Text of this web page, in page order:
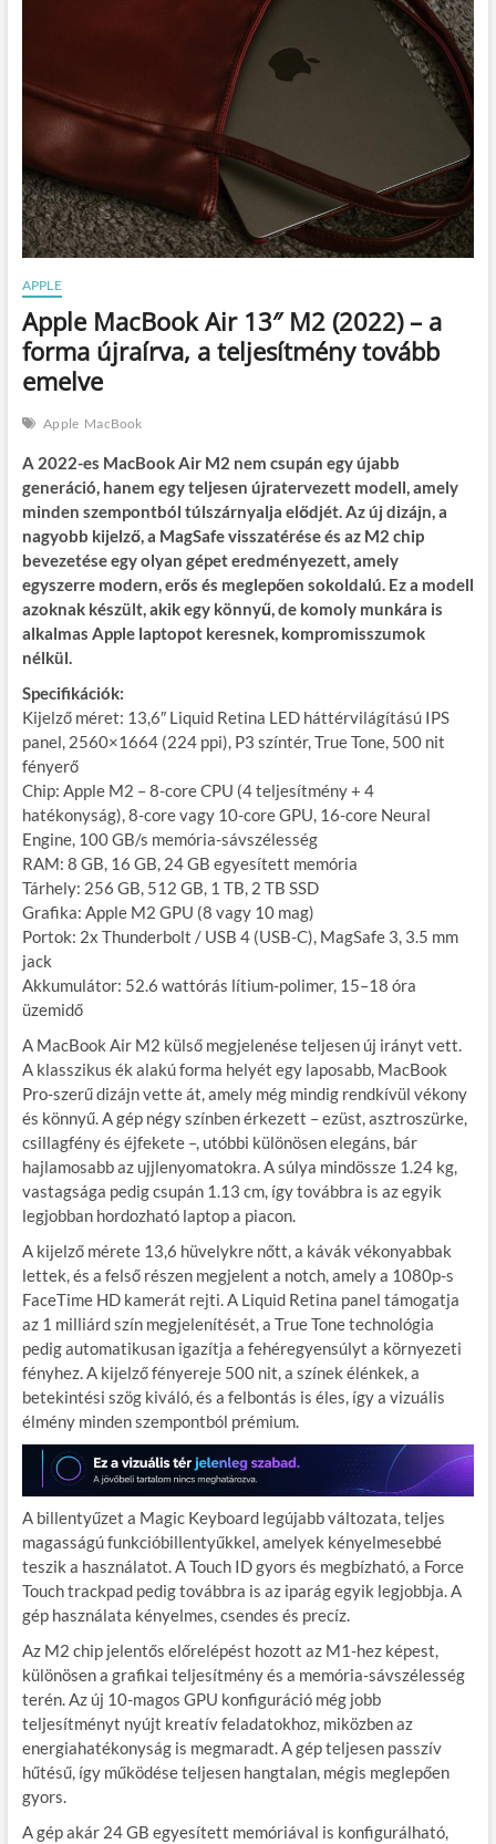
APPLE
Apple MacBook Air 13″ M2 (2022) – a
forma újraírva, a teljesítmény tovább
emelve
Apple MacBook
A 2022-es MacBook Air M2 nem csupán egy újabb
generáció, hanem egy teljesen újratervezett modell, amely
minden szempontból túlszárnyalja elődjét. Az új dizájn, a
nagyobb kijelző, a MagSafe visszatérése és az M2 chip
bevezetése egy olyan gépet eredményezett, amely
egyszerre modern, erős és meglepően sokoldalú. Ez a modell
azoknak készült, akik egy könnyű, de komoly munkára is
alkalmas Apple laptopot keresnek, kompromisszumok
nélkül.
Specifikációk:
Kijelző méret: 13,6″ Liquid Retina LED háttérvilágítású IPS
panel, 2560×1664 (224 ppi), P3 színtér, True Tone, 500 nit
fényerő
Chip: Apple M2 – 8-core CPU (4 teljesítmény + 4
hatékonyság), 8-core vagy 10-core GPU, 16-core Neural
Engine, 100 GB/s memória-sávszélesség
RAM: 8 GB, 16 GB, 24 GB egyesített memória
Tárhely: 256 GB, 512 GB, 1 TB, 2 TB SSD
Grafika: Apple M2 GPU (8 vagy 10 mag)
Portok: 2x Thunderbolt / USB 4 (USB-C), MagSafe 3, 3.5 mm
jack
Akkumulátor: 52.6 wattórás lítium-polimer, 15–18 óra
üzemidő
A MacBook Air M2 külső megjelenése teljesen új irányt vett.
A klasszikus ék alakú forma helyét egy laposabb, MacBook
Pro-szerű dizájn vette át, amely még mindig rendkívül vékony
és könnyű. A gép négy színben érkezett – ezüst, asztroszürke,
csillagfény és éjfekete –, utóbbi különösen elegáns, bár
hajlamosabb az ujjlenyomatokra. A súlya mindössze 1.24 kg,
vastagsága pedig csupán 1.13 cm, így továbbra is az egyik
legjobban hordozható laptop a piacon.
A kijelző mérete 13,6 hüvelykre nőtt, a kávák vékonyabbak
lettek, és a felső részen megjelent a notch, amely a 1080p-s
FaceTime HD kamerát rejti. A Liquid Retina panel támogatja
az 1 milliárd szín megjelenítését, a True Tone technológia
pedig automatikusan igazítja a fehéregyensúlyt a környezeti
fényhez. A kijelző fényereje 500 nit, a színek élénkek, a
betekintési szög kiváló, és a felbontás is éles, így a vizuális
élmény minden szempontból prémium.
A billentyűzet a Magic Keyboard legújabb változata, teljes
magasságú funkcióbillentyűkkel, amelyek kényelmesebbé
teszik a használatot. A Touch ID gyors és megbízható, a Force
Touch trackpad pedig továbbra is az iparág egyik legjobbja. A
gép használata kényelmes, csendes és precíz.
Az M2 chip jelentős előrelépést hozott az M1-hez képest,
különösen a grafikai teljesítmény és a memória-sávszélesség
terén. Az új 10-magos GPU konfiguráció még jobb
teljesítményt nyújt kreatív feladatokhoz, miközben az
energiahatékonyság is megmaradt. A gép teljesen passzív
hűtésű, így működése teljesen hangtalan, mégis meglepően
gyors.
A gép akár 24 GB egyesített memóriával is konfigurálható,